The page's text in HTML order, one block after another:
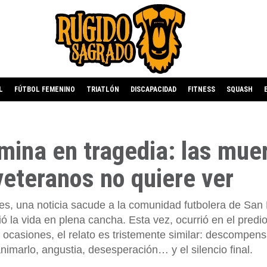
FÚTBOL FEMENINO TRIATLÓN DISCAPACIDAD FITNESS SQUASH
en tragedia: las
no quiere ver
una noticia sacude a la comunidad futbolera de San
la vida en plena cancha. Esta vez, ocurrió en el
el relato es tristemente similar:
angustia, desesperación… y el silencio final.